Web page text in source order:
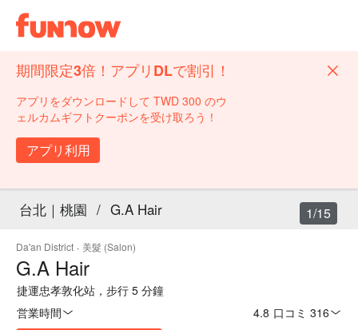
期間限定3倍！アプリDLで割引！
アプリをダウンロードして TWD 300 のウ
ェルカムギフトクーポンを受け取ろう！
アプリ利用
台北｜桃園 / G.A Hair
Da'an District · 美髮 (Salon)
G.A Hair
捷運忠孝敦化站，步行 5 分鐘
営業時間
4.8 口コミ 316
1/15